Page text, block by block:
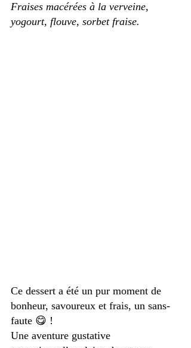
Fraises macérées à la verveine,
yogourt, flouve, sorbet fraise.
Ce dessert a été un pur moment de
bonheur, savoureux et frais, un sans-
faute 😋 !
Une aventure gustative